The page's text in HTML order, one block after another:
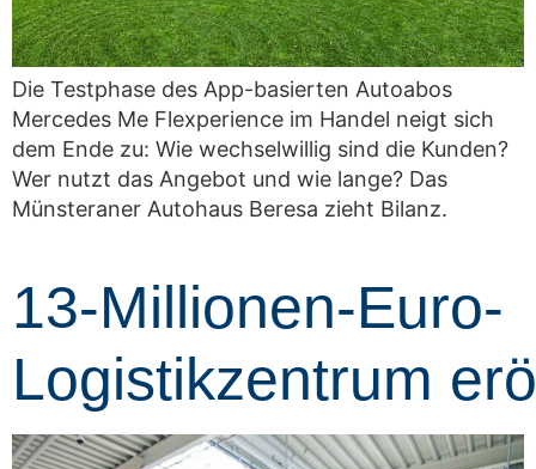
Die Testphase des App-basierten Autoabos
Mercedes Me Flexperience im Handel neigt sich
dem Ende zu: Wie wechselwillig sind die Kunden?
Wer nutzt das Angebot und wie lange? Das
Münsteraner Autohaus Beresa zieht Bilanz.
13-Millionen-Euro-
Logistikzentrum